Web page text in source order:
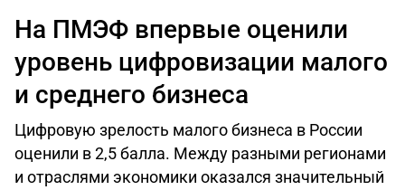
На ПМЭФ впервые оценили
уровень цифровизации малого
и среднего бизнеса
Цифровую зрелость малого бизнеса в России
оценили в 2,5 балла. Между разными регионами
и отраслями экономики оказался значительный